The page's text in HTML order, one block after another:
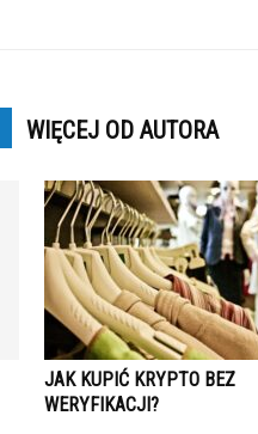
WIĘCEJ OD AUTORA
JAK KUPIĆ KRYPTO BEZ
WERYFIKACJI?